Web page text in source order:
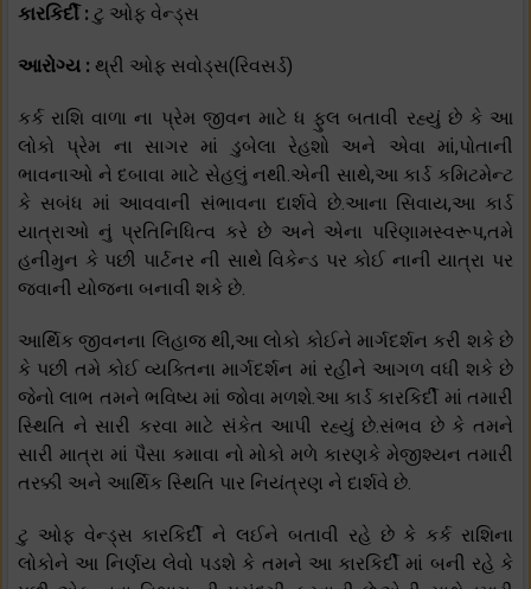
કારકિર્દી : ટુ ઓફ વેન્ડ્સ
આરોગ્ય : થ્રી ઓફ સવોડ્સ(રિવસર્ડ)
કર્ક રાશિ વાળા ના પ્રેમ જીવન માટે ધ ફુલ બતાવી રહ્યું છે કે આ
લોકો પ્રેમ ના સાગર માં ડુબેલા રેહશો અને એવા માં,પોતાની
ભાવનાઓ ને દબાવા માટે સેહલું નથી.એની સાથે,આ કાર્ડ કમિટમેન્ટ
કે સબંધ માં આવવાની સંભાવના દાર્શવે છે.આના સિવાય,આ કાર્ડ
યાત્રાઓ નું પ્રતિનિધિત્વ કરે છે અને એના પરિણામસ્વરૂપ,તમે
હનીમુન કે પછી પાર્ટનર ની સાથે વિકેન્ડ પર કોઈ નાની યાત્રા પર
જવાની યોજના બનાવી શકે છે.
આર્થિક જીવનના લિહાજ થી,આ લોકો કોઈને માર્ગદર્શન કરી શકે છે
કે પછી તમે કોઈ વ્યક્તિના માર્ગદર્શન માં રહીને આગળ વધી શકે છે
જેનો લાભ તમને ભવિષ્ય માં જોવા મળશે.આ કાર્ડ કારકિર્દી માં તમારી
સ્થિતિ ને સારી કરવા માટે સંકેત આપી રહ્યું છે.સંભવ છે કે તમને
સારી માત્રા માં પૈસા કમાવા નો મોકો મળે કારણકે મેજીશ્યન તમારી
તરક્કી અને આર્થિક સ્થિતિ પાર નિયંત્રણ ને દાર્શવે છે.
ટુ ઓફ વેન્ડ્સ કારકિર્દી ને લઈને બતાવી રહે છે કે કર્ક રાશિના
લોકોને આ નિર્ણય લેવો પડશે કે તમને આ કારકિર્દી માં બની રહે કે